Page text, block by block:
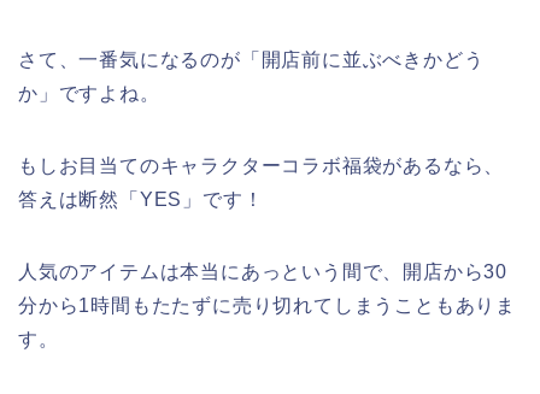
さて、一番気になるのが「開店前に並ぶべきかどう
か」ですよね。
もしお目当てのキャラクターコラボ福袋があるなら、
答えは断然「YES」です！
人気のアイテムは本当にあっという間で、開店から30
分から1時間もたたずに売り切れてしまうこともありま
す。